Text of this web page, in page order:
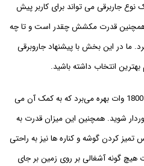
نوع جاربرقی می تواند برای کاربر پیش
همچنین قدرت مکشش چقدر است و تا چه
در این بخش با پیشنهاد جاروبرقی
انتخاب داشته باشید.
جاروبرقی بوش از قدرت بسیار بالای 1800 وات بهره می‌برد که به کمک آن می
شوید. همچنین این میزان قدرت به
کردن گوشه و کناره ها نیز به راحتی
هیچ گونه آشغالی بر روی زمین بر جای